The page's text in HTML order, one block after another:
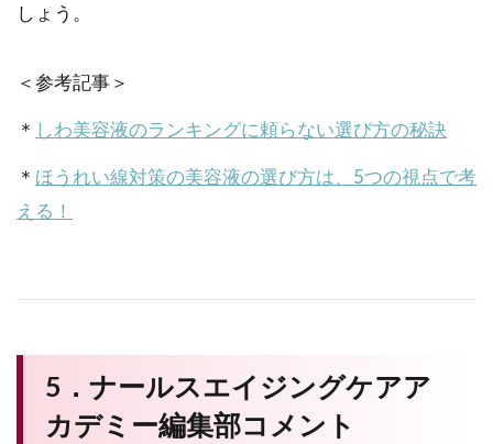
しょう。
＜参考記事＞
＊ しわ美容液のランキングに頼らない選び方の秘訣
＊ ほうれい線対策の美容液の選び方は、5つの視点で考
える！
5．ナールスエイジングケアア
カデミー編集部コメント